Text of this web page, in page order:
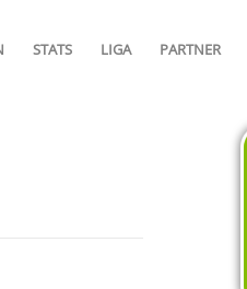
STATS LIGA PARTNER